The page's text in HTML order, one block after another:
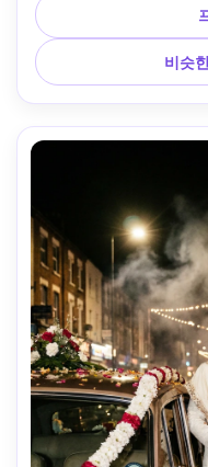
룩, 85mm f/1.4 얕은 깊
공, 고급스
비슷